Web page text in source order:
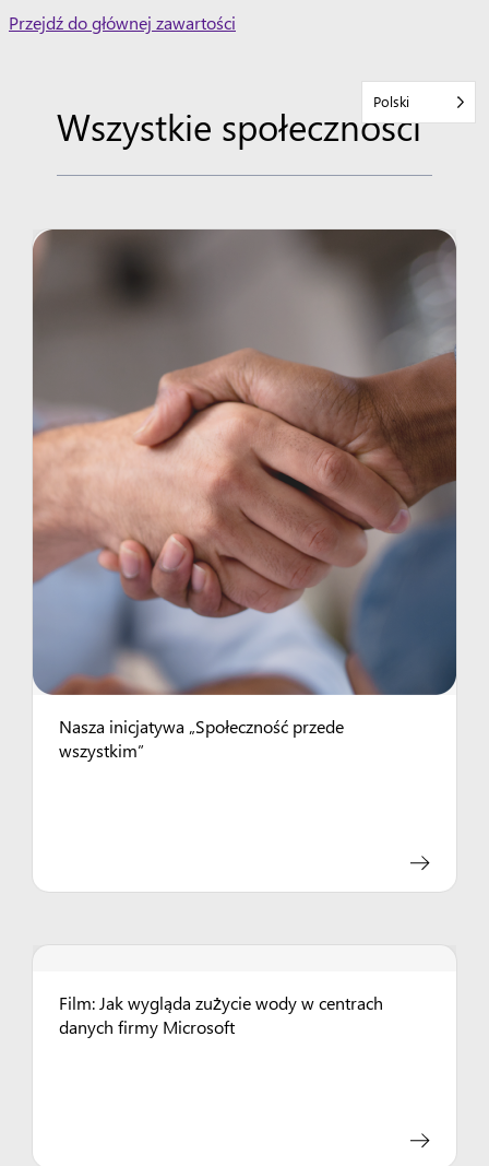
Skip
Przejdź do głównej zawartości
Polski
Wszystkie społeczności
Nasza inicjatywa „Społeczność przede
wszystkim”
Film: Jak wygląda zużycie wody w centrach
danych firmy Microsoft